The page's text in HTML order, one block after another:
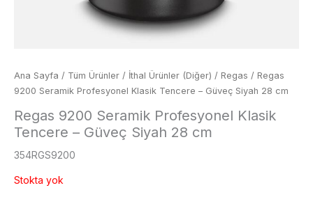
Ana Sayfa / Tüm Ürünler / İthal Ürünler (Diğer) / Regas / Regas
9200 Seramik Profesyonel Klasik Tencere – Güveç Siyah 28 cm
Regas 9200 Seramik Profesyonel Klasik
Tencere – Güveç Siyah 28 cm
354RGS9200
Stokta yok